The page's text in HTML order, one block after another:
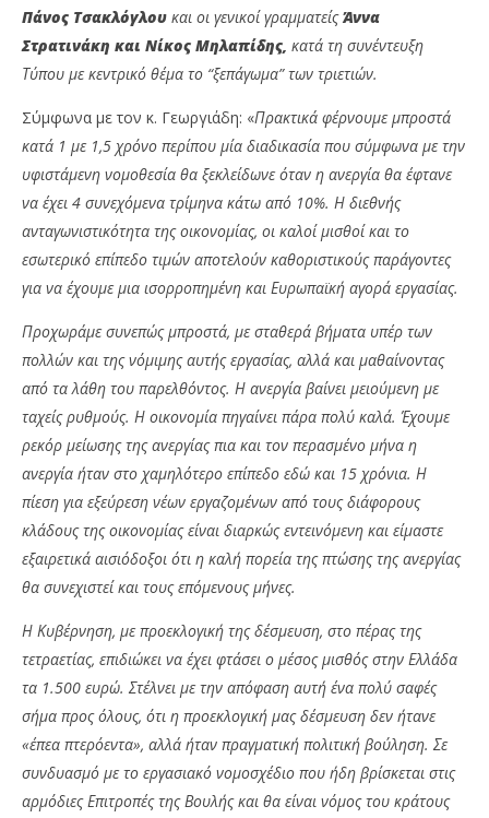
NOW VIEWING
Ά.Γεωργιάδη,Β.Σπανάκης: Ξεπαγώνουν τριετίες
και επιδόματα
20/09/2023
pressroom
Πάνος Τσακλόγλου και οι γενικοί γραμματείςΆννα
Στρατινάκη και Νίκος Μηλαπίδης, κατά τη συνέντευξη
Τύπου με κεντρικό θέμα το “ξεπάγωμα” των τριετιών.
Σύμφωνα με τον κ. Γεωργιάδη: «Πρακτικά φέρνουμε μπροστά
κατά 1 με 1,5 χρόνο περίπου μία διαδικασία που σύμφωνα με την
υφιστάμενη νομοθεσία θα ξεκλείδωνε όταν η ανεργία θα έφτανε
να έχει 4 συνεχόμενα τρίμηνα κάτω από 10%. Η διεθνής
ανταγωνιστικότητα της οικονομίας, οι καλοί μισθοί και το
εσωτερικό επίπεδο τιμών αποτελούν καθοριστικούς παράγοντες
για να έχουμε μια ισορροπημένη και Ευρωπαϊκή αγορά εργασίας.
Προχωράμε συνεπώς μπροστά, με σταθερά βήματα υπέρ των
πολλών και της νόμιμης αυτής εργασίας, αλλά και μαθαίνοντας
από τα λάθη του παρελθόντος. Η ανεργία βαίνει μειούμενη με
ταχείς ρυθμούς. Η οικονομία πηγαίνει πάρα πολύ καλά. Έχουμε
ρεκόρ μείωσης της ανεργίας πια και τον περασμένο μήνα η
ανεργία ήταν στο χαμηλότερο επίπεδο εδώ και 15 χρόνια. Η
πίεση για εξεύρεση νέων εργαζομένων από τους διάφορους
κλάδους της οικονομίας είναι διαρκώς εντεινόμενη και είμαστε
εξαιρετικά αισιόδοξοι ότι η καλή πορεία της πτώσης της ανεργίας
θα συνεχιστεί και τους επόμενους μήνες.
Η Κυβέρνηση, με προεκλογική της δέσμευση, στο πέρας της
τετραετίας, επιδιώκει να έχει φτάσει ο μέσος μισθός στην Ελλάδα
τα 1.500 ευρώ. Στέλνει με την απόφαση αυτή ένα πολύ σαφές
σήμα προς όλους, ότι η προεκλογική μας δέσμευση δεν ήτανε
«έπεα πτερόεντα», αλλά ήταν πραγματική πολιτική βούληση. Σε
συνδυασμό με το εργασιακό νομοσχέδιο που ήδη βρίσκεται στις
αρμόδιες Επιτροπές της Βουλής και θα είναι νόμος του κράτους